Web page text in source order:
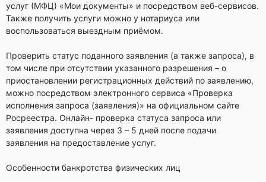
услуг (МФЦ) «Мои документы» и посредством веб-сервисов.
Также получить услуги можно у нотариуса или
воспользоваться выездным приёмом.
Проверить статус поданного заявления (а также запроса), в
том числе при отсутствии указанного разрешения – о
приостановлении регистрационных действий по заявлению,
можно посредством электронного сервиса «Проверка
исполнения запроса (заявления)» на официальном сайте
Росреестра. Онлайн- проверка статуса запроса или
заявления доступна через 3 – 5 дней после подачи
заявления на предоставление услуг.
Особенности банкротства физических лиц